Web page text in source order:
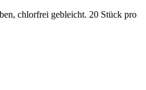
chlorfrei gebleicht. 20 Stück pro